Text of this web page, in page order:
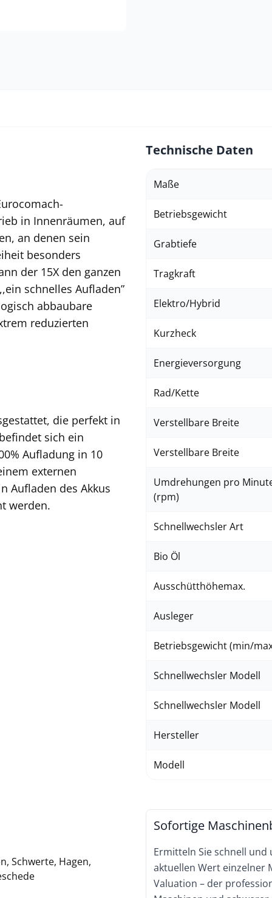
in Innenräumen, auf
an denen sein
besonders
der 15X den ganzen
schnelles Aufladen”
abbaubare
reduzierten
die perfekt in
sich ein
Aufladung in 10
externen
Aufladen des Akkus
werden.
Schwerte, Hagen,
Technische Daten
Maße
Betriebsgewicht
Grabtiefe
Tragkraft
Elektro/Hybrid
Kurzheck
Energieversorgung
Rad/Kette
Verstellbare Breite
Verstellbare Breite
Umdrehungen pro
(rpm)
Schnellwechsler Art
Bio Öl
Ausschütthöhemax.
Ausleger
Betriebsgewicht (min/
Schnellwechsler Modell
Schnellwechsler Modell
Hersteller
Modell
Sofortige
Ermitteln Sie schnell
aktuellen Wert einzelner
Valuation – der